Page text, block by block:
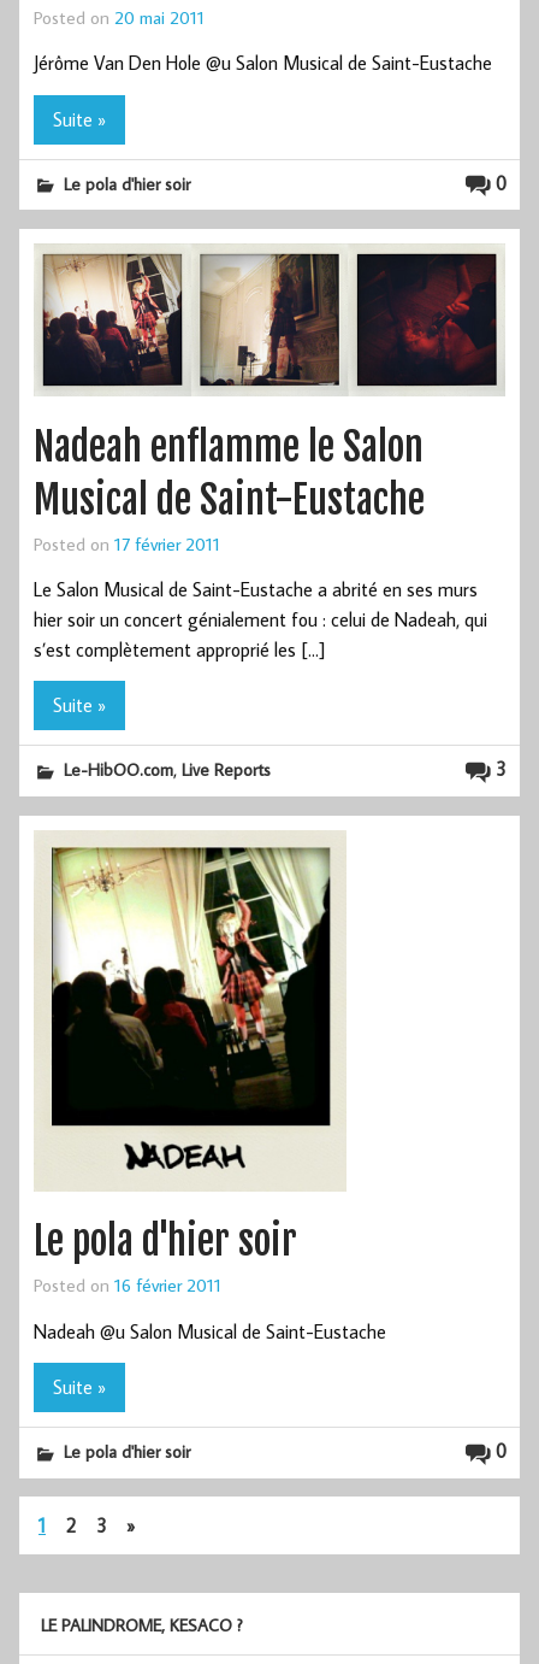
Posted on 20 mai 2011
Jérôme Van Den Hole @u Salon Musical de Saint-Eustache
Suite »
0
Le pola d'hier soir
Nadeah enflamme le Salon
Musical de Saint-Eustache
Posted on 17 février 2011
Le Salon Musical de Saint-Eustache a abrité en ses murs
hier soir un concert génialement fou : celui de Nadeah, qui
s’est complètement approprié les […]
Suite »
3
Le-HibOO.com,Live Reports
Le pola d'hier soir
Posted on 16 février 2011
Nadeah @u Salon Musical de Saint-Eustache
Suite »
0
Le pola d'hier soir
1 2 3 »
LE PALINDROME, KESACO ?